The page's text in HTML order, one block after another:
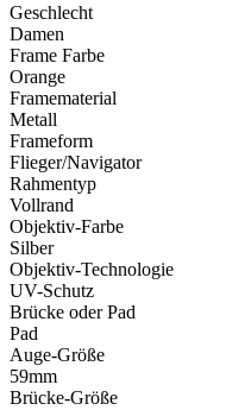
Geschlecht
Damen
Frame Farbe
Orange
Framematerial
Metall
Frameform
Flieger/Navigator
Rahmentyp
Vollrand
Objektiv-Farbe
Silber
Objektiv-Technologie
UV-Schutz
Brücke oder Pad
Pad
Auge-Größe
59mm
Brücke-Größe